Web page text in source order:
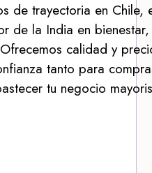
de trayectoria en Chile,
de la India en
calidad y
tanto para
tu negocio